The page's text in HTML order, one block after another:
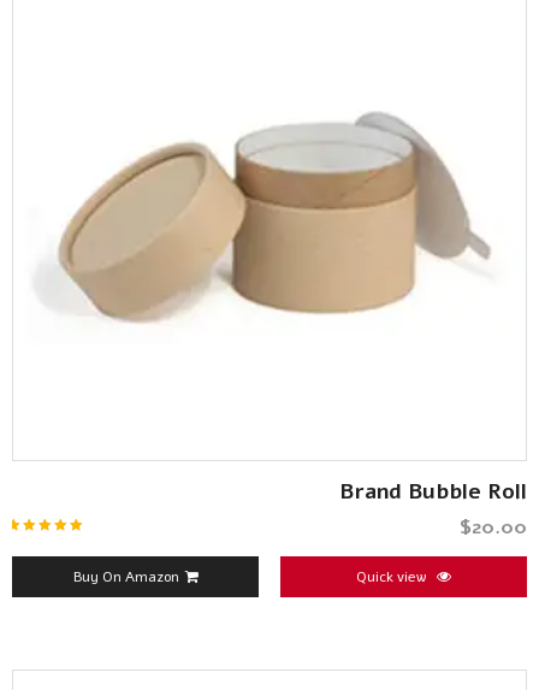
Brand Bubble Roll
5.00من 5
$20.00
Buy On Amazon